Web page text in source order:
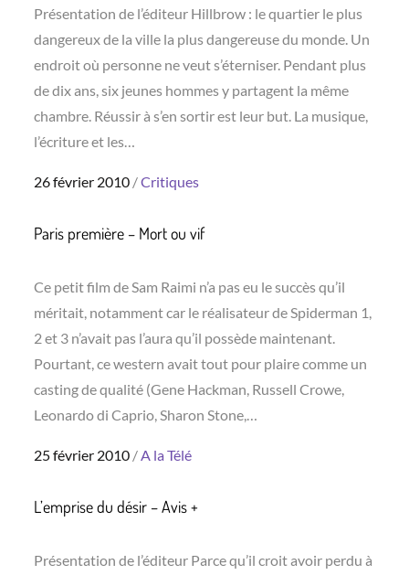
Présentation de l’éditeur Hillbrow : le quartier le plus
dangereux de la ville la plus dangereuse du monde. Un
endroit où personne ne veut s’éterniser. Pendant plus
de dix ans, six jeunes hommes y partagent la même
chambre. Réussir à s’en sortir est leur but. La musique,
l’écriture et les…
Posted
26 février 2010 Critiques
Paris première – Mort ou vif
Ce petit film de Sam Raimi n’a pas eu le succès qu’il
méritait, notamment car le réalisateur de Spiderman 1,
2 et 3 n’avait pas l’aura qu’il possède maintenant.
Pourtant, ce western avait tout pour plaire comme un
casting de qualité (Gene Hackman, Russell Crowe,
Leonardo di Caprio, Sharon Stone,…
Posted
25 février 2010 A la Télé
L’emprise du désir – Avis +
Présentation de l’éditeur Parce qu’il croit avoir perdu à